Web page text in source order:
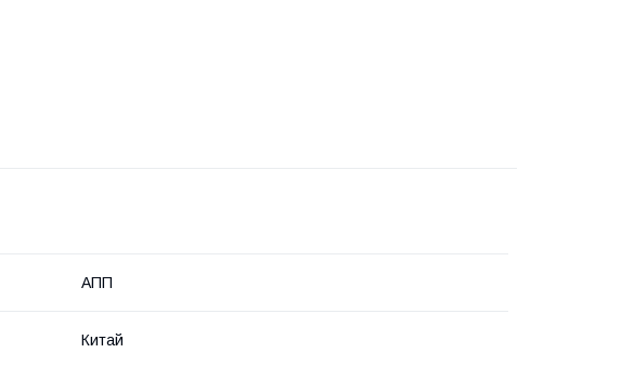
АПП
Китай